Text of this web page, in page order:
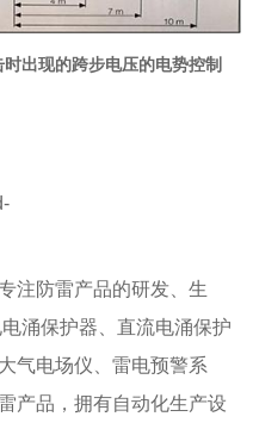
出现的跨步电压的电势控制
注防雷产品的研发、生
涌保护器
直流电涌保护
⼤⽓电场仪
雷电预警系
产品，拥有自动化生产设